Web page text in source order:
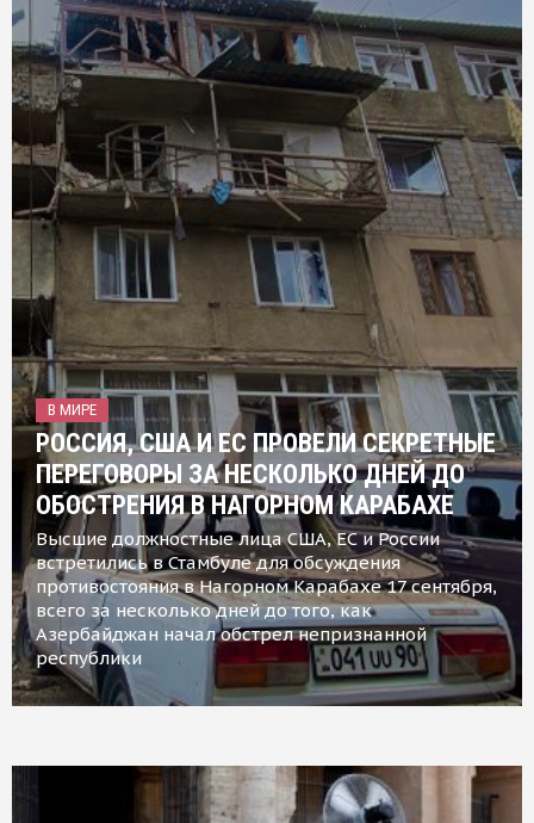
В МИРЕ
РОССИЯ, США И ЕС ПРОВЕЛИ СЕКРЕТНЫЕ
ПЕРЕГОВОРЫ ЗА НЕСКОЛЬКО ДНЕЙ ДО
ОБОСТРЕНИЯ В НАГОРНОМ КАРАБАХЕ
Высшие должностные лица США, ЕС и России
встретились в Стамбуле для обсуждения
противостояния в Нагорном Карабахе 17 сентября,
всего за несколько дней до того, как
Азербайджан начал обстрел непризнанной
республики